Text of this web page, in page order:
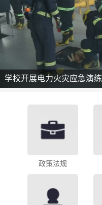
学校开展电力火灾应急演练
政策法规